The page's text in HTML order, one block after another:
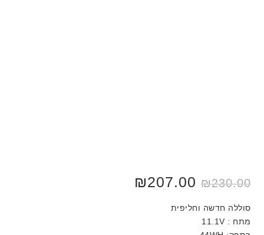
₪230.00
₪207.00
סוללה חדשה וחליפית
מתח : 11.1V